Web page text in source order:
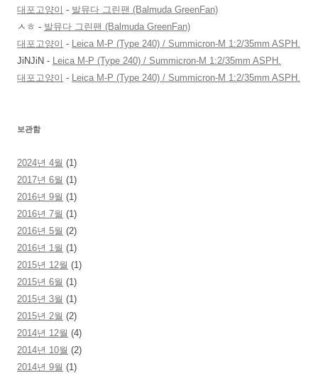
대포고양이 - 발뮤다 그린팬 (Balmuda GreenFan)
ㅅㅎ - 발뮤다 그린팬 (Balmuda GreenFan)
대포고양이 - Leica M-P (Type 240) / Summicron-M 1:2/35mm ASPH.
JiNJiN - Leica M-P (Type 240) / Summicron-M 1:2/35mm ASPH.
대포고양이 - Leica M-P (Type 240) / Summicron-M 1:2/35mm ASPH.
보관함
2024년 4월 (1)
2017년 6월 (1)
2016년 9월 (1)
2016년 7월 (1)
2016년 5월 (2)
2016년 1월 (1)
2015년 12월 (1)
2015년 6월 (1)
2015년 3월 (1)
2015년 2월 (2)
2014년 12월 (4)
2014년 10월 (2)
2014년 9월 (1)